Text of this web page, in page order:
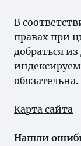
В
правах при
добраться
обязательна.
Карта сайта
Нашли